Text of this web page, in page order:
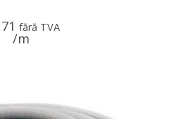
fără TVA
/m